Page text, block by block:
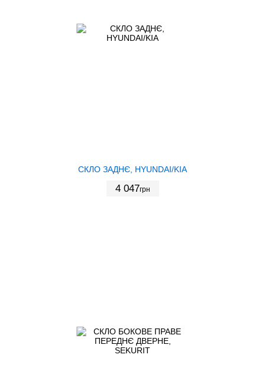
СКЛО ЗАДНЄ, HYUNDAI/KIA
4 047грн